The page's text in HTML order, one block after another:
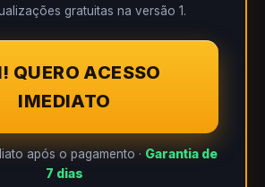
gratuitas na versão 1.
QUERO ACESSO
IMEDIATO
após o pagamento · Garantia de
7 dias